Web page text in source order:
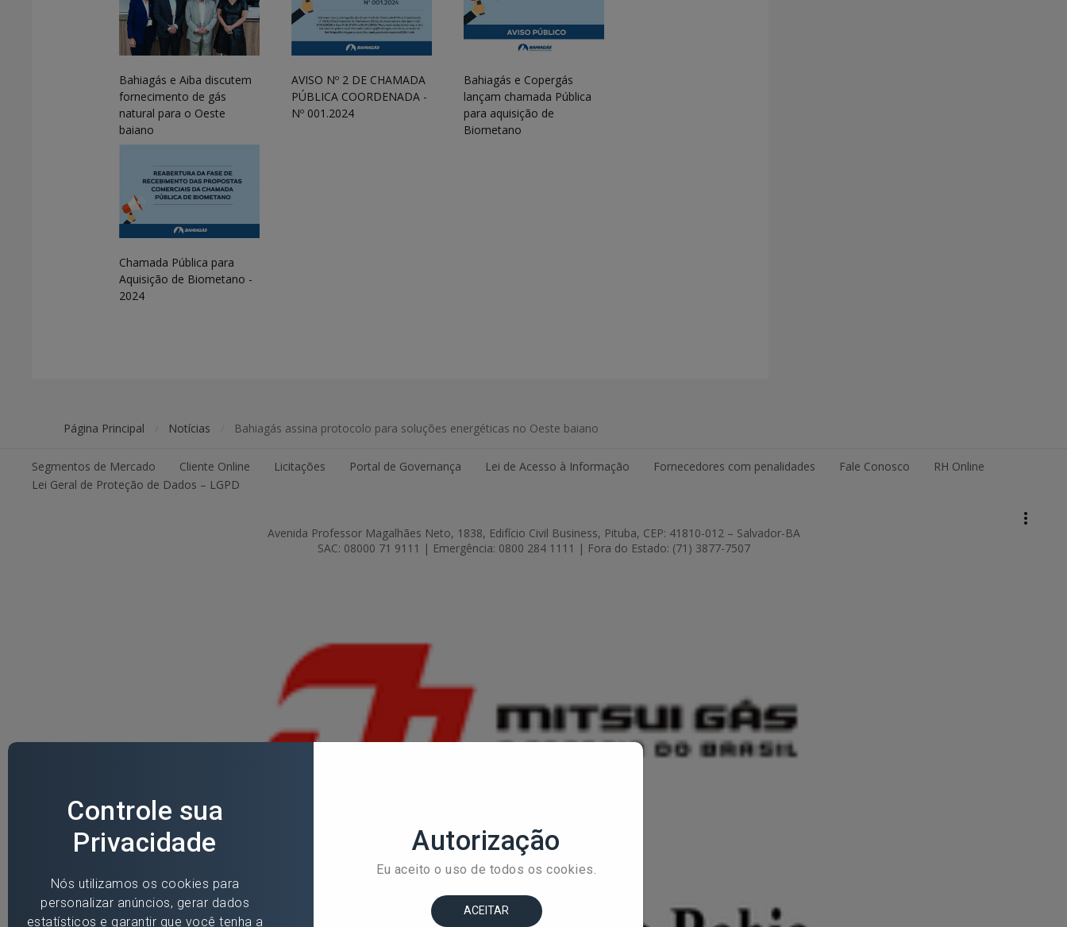
Bahiagás e Aiba discutem
fornecimento de gás
natural para o Oeste
baiano
AVISO Nº 2 DE CHAMADA
PÚBLICA COORDENADA -
Nº 001.2024
Bahiagás e Copergás
lançam chamada Pública
para aquisição de
Biometano
Chamada Pública para
Aquisição de Biometano -
2024
Página Principal Notícias Bahiagás assina protocolo para soluções energéticas no Oeste baiano
Segmentos de Mercado Cliente Online Licitações Portal de Governança Lei de Acesso à Informação Fornecedores com penalidades Fale Conosco
RH Online
Lei Geral de Proteção de Dados – LGPD
more_vert
Avenida Professor Magalhães Neto, 1838, Edifício Civil Business, Pituba, CEP: 41810-012 – Salvador-BA
SAC: 08000 71 9111 | Emergência: 0800 284 1111 | Fora do Estado: (71) 3877-7507